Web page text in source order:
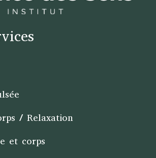
/ Relaxation
et corps